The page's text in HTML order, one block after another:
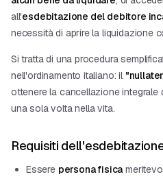
all'esdebitazione del debitore
necessità di aprire la liquidazione
Si tratta di una procedura
nell'ordinamento italiano: il
ottenere la cancellazione integrale
una sola volta nella vita.
Requisiti
Essere persona fisica